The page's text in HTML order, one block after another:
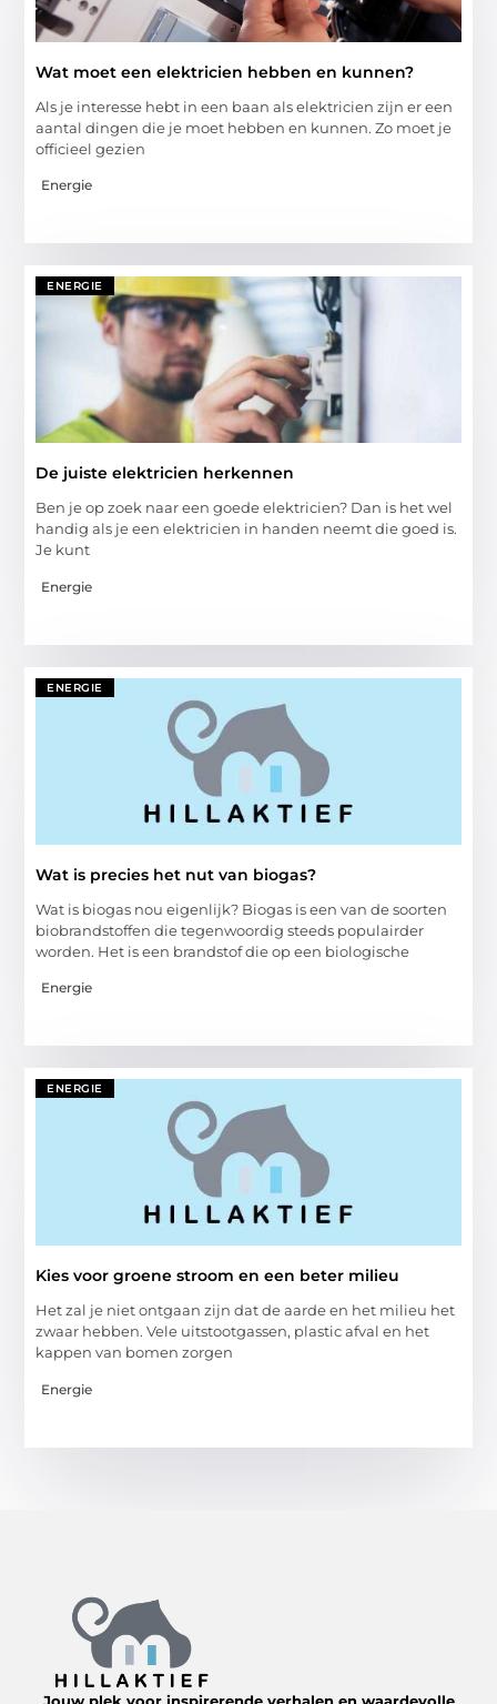
Wat moet een elektricien hebben en kunnen?
Als je interesse hebt in een baan als elektricien zijn er een
aantal dingen die je moet hebben en kunnen. Zo moet je
officieel gezien
Energie
ENERGIE
De juiste elektricien herkennen
Ben je op zoek naar een goede elektricien? Dan is het wel
handig als je een elektricien in handen neemt die goed is.
Je kunt
Energie
ENERGIE
Wat is precies het nut van biogas?
Wat is biogas nou eigenlijk? Biogas is een van de soorten
biobrandstoffen die tegenwoordig steeds populairder
worden. Het is een brandstof die op een biologische
Energie
ENERGIE
Kies voor groene stroom en een beter milieu
Het zal je niet ontgaan zijn dat de aarde en het milieu het
zwaar hebben. Vele uitstootgassen, plastic afval en het
kappen van bomen zorgen
Energie
Jouw plek voor inspirerende verhalen en waardevolle